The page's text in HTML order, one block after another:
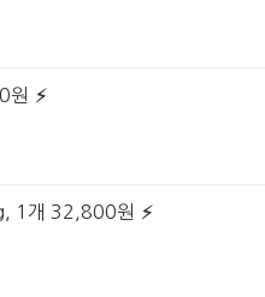
원
1개 32,800원